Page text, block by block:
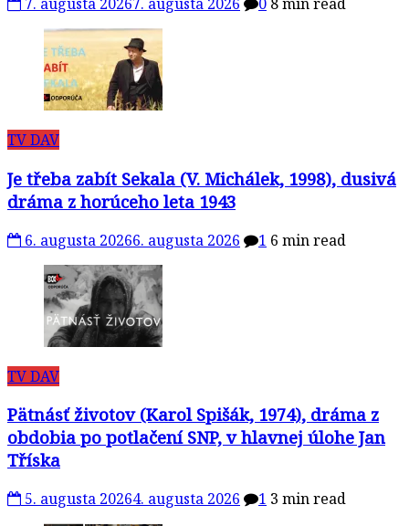
TV DAV
Je třeba zabít Sekala (V. Michálek, 1998), dusivá
dráma z horúceho leta 1943
6. augusta 20266. augusta 2026 1 6 min read
TV DAV
Pätnásť životov (Karol Spišák, 1974), dráma z
obdobia po potlačení SNP, v hlavnej úlohe Jan
Tříska
5. augusta 20264. augusta 2026 1 3 min read